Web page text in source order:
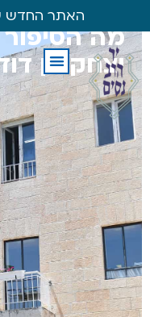
האתר החדש
מה
יצחק בן